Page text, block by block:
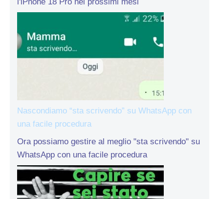
Nascondiamo “sta scrivendo” su WhatsApp con
una facile procedura
Ora possiamo gestire al meglio "sta scrivendo" su
WhatsApp con una facile procedura